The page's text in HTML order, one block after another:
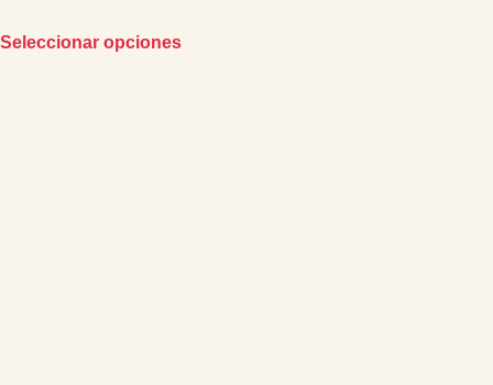
Seleccionar opciones